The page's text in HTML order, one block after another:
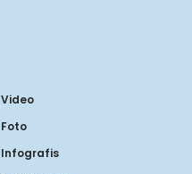
Video
Foto
Infografis